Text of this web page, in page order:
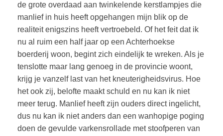
de grote overdaad aan twinkelende kerstlampjes die
manlief in huis heeft opgehangen mijn blik op de
realiteit enigszins heeft vertroebeld. Of het feit dat ik
nu al ruim een half jaar op een Achterhoekse
boerderij woon, begint zich eindelijk te wreken. Als je
tenslotte maar lang genoeg in de provincie woont,
krijg je vanzelf last van het kneuterigheidsvirus. Hoe
het ook zij, belofte maakt schuld en nu kan ik niet
meer terug. Manlief heeft zijn ouders direct ingelicht,
dus nu kan ik niet anders dan een wanhopige poging
doen de gevulde varkensrollade met stoofperen van